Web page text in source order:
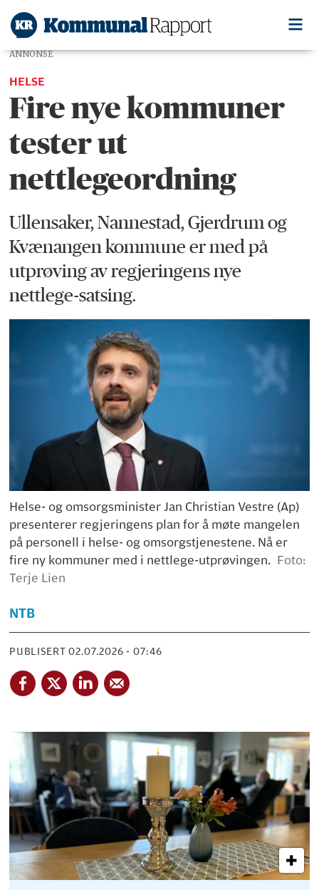
ANNONSE
HELSE
Fire nye kommuner
tester ut
nettlegeordning
Ullensaker, Nannestad, Gjerdrum og
Kvænangen kommune er med på
utprøving av regjeringens nye
nettlege-satsing.
Helse- og omsorgsminister Jan Christian Vestre (Ap)
presenterer regjeringens plan for å møte mangelen
på personell i helse- og omsorgstjenestene. Nå er
fire ny kommuner med i nettlege-utprøvingen. Foto:
Terje Lien
NTB
PUBLISERT 02.07.2026 - 07:46